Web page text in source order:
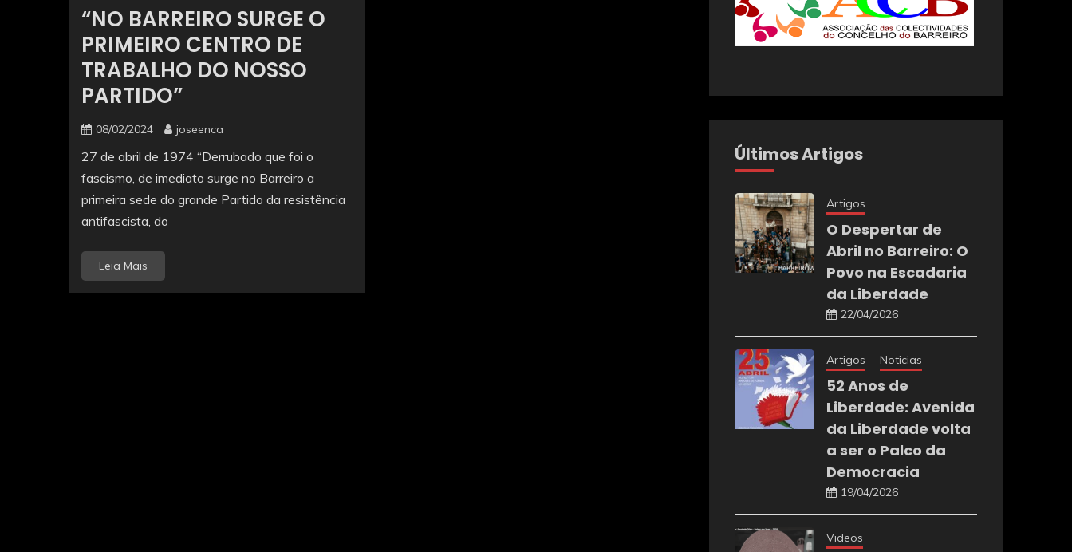
“NO BARREIRO SURGE O
PRIMEIRO CENTRO DE
TRABALHO DO NOSSO
PARTIDO”
08/02/2024 joseenca
27 de abril de 1974 “Derrubado que foi o
fascismo, de imediato surge no Barreiro a
primeira sede do grande Partido da resistência
antifascista, do
Leia Mais
Últimos Artigos
Artigos
O Despertar de
Abril no Barreiro: O
Povo na Escadaria
da Liberdade
22/04/2026
Artigos Noticias
52 Anos de
Liberdade: Avenida
da Liberdade volta
a ser o Palco da
Democracia
19/04/2026
Videos